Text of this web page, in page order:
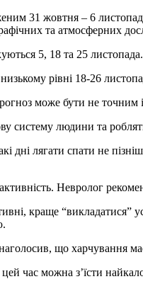
31 жовтня – 6
та атмосферних
5, 18 та 25
рівні 18-26
може бути не точним
систему людини та
дні лягати спати не
Невролог
краще
що харчування
час можна з’їсти